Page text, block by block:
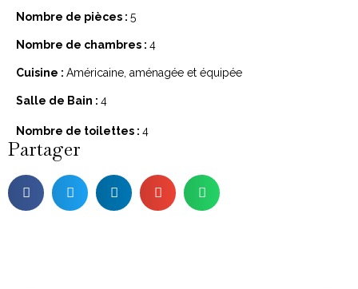
Nombre de pièces : 5
Nombre de chambres : 4
Cuisine : Américaine, aménagée et équipée
Salle de Bain : 4
Nombre de toilettes : 4
Partager